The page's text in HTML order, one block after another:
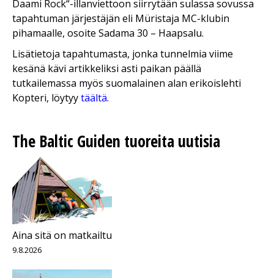
Daami Rock“-illanviettoon siirrytään sulassa sovussa
tapahtuman järjestäjän eli Müristaja MC-klubin
pihamaalle, osoite Sadama 30 – Haapsalu.
Lisätietoja tapahtumasta, jonka tunnelmia viime
kesänä kävi artikkeliksi asti paikan päällä
tutkailemassa myös suomalainen alan erikoislehti
Kopteri, löytyytäältä.
The Baltic Guiden tuoreita uutisia
Aina sitä on matkailtu
9.8.2026